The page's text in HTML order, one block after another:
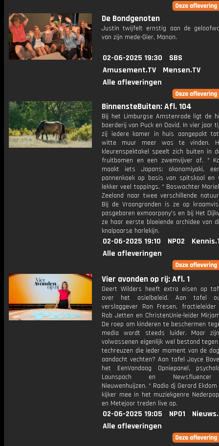
De Bondgenoten
Justin twijfelt ernstig aan de
van zijn mede-Gier, Manon.
02-06-2025 19:30
SBS
Amusement.TV
Mensen.TV
Alle afleveringen
BinnensteBuiten: Afl. 104
Bij het Limburgse Amstenrade ligt de
boerderij van Puck en Davíd. In vier jaar
zij iedere kamer in huis aangepakt
witte muur meer was te vinden.
kleurenspektakel speelt zich buiten in
fruitbomen en een zwemvijver af. *
maakt iets Japans: okonomiyaki,
pannenkoek op basis van spitskool en
lekker veel toppings. * Boswachter
Zeeland naar twee verschillende
Bij de Vroongronden is ze op
pasgeboren exmoorpony's en bij Het
ze haar eerste bloeiende orchidee van
knalpaarse harlekijn.
02-06-2025 19:10 NPO2
Alle afleveringen
Vier avonden op rij: Afl. 1
Geert Wilders heeft extra eisen op
over het asielbeleid. Aan tafel
verslaggever Ron Fresen,
Rob Jetten en ChristenUnie-leider
De roep om kinderen te beschermen
media wordt steeds luider. Maar
volwassenen eigenlijk wel bestand
techreuzen die ieder moment van de
aandacht vechten? Aan tafel Joyce
het EenVandaag Opniepanel,
Launspach en
Nieuwenhuijzen. * Radio dj Gerard
kijker mee in het muziekgenre
en Metejoor treden live op.
02-06-2025 19:05 NPO1
Alle afleveringen